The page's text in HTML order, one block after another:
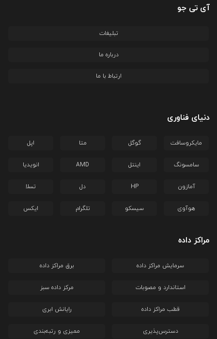
آی تی جو
تبلیغات
درباره ما
ارتباط با ما
دنیای فناوری
مایکروسافت گوگل متا اپل
سامسونگ اینتل AMD انویدیا
آمازون HP دل تسلا
هوآوی سیسکو تلگرام ایکس
مراکز داده
سرمایش مراکز داده برق مراکز داده
استاندارد و مصوبات مرکز داده سبز
قطب مراکز داده رایانش ابری
دسترس‌پذیری ممیزی و رتبه‌بندی